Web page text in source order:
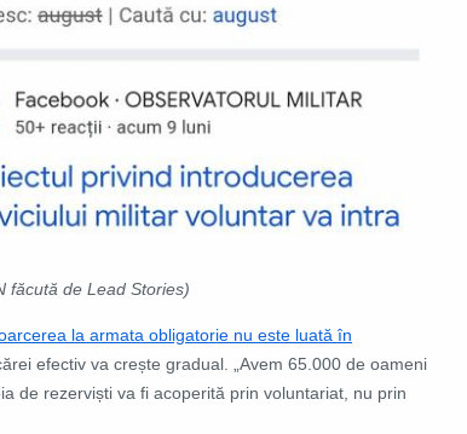
făcută de Lead Stories)
la armata obligatorie nu este luată în
efectiv va crește gradual. „Avem 65.000 de oameni
de rezerviști va fi acoperită prin voluntariat, nu prin